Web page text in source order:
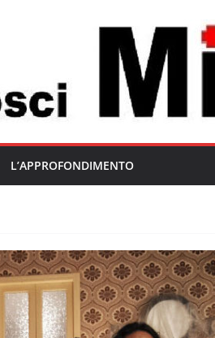
L’APPROFONDIMENTO